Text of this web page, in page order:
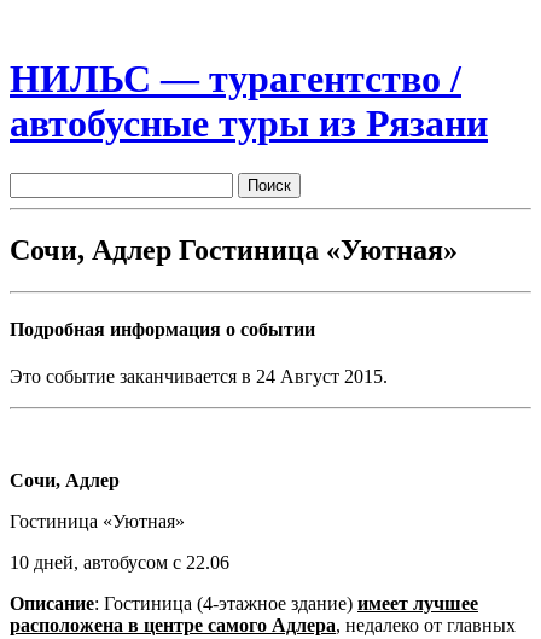
НИЛЬС — турагентство /
автобусные туры из Рязани
Сочи, Адлер Гостиница «Уютная»
Подробная информация о событии
Это событие заканчивается в 24 Август 2015.
Сочи, Адлер
Гостиница «Уютная»
10 дней, автобусом с 22.06
Описание: Гостиница (4-этажное здание) имеет лучшее
расположена в центре самого Адлера, недалеко от главных